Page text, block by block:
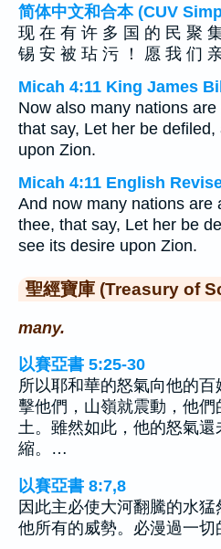
简体中文和合本 (CUV
现 在 有 许 多 国 的 民 聚
锡 安 被 玷 污 ！ 愿 我 们
Micah 4:11 King James
Now also many nations
that say, Let her be
upon Zion.
Micah 4:11 English
And now many nations are
thee, that say, Let her be
see its desire upon Zion.
聖經寶庫 (Treasury of
many.
以賽亞書 5:25-30
所以耶和華的怒氣向他的
擊他們，山嶺就震動，他
土。雖然如此，他的怒氣
縮。…
以賽亞書 8:7,8
因此主必使大河翻騰的水
他所有的威勢。必漫過一